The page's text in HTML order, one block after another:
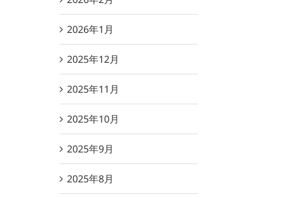
2026年1月
2025年12月
2025年11月
2025年10月
2025年9月
2025年8月